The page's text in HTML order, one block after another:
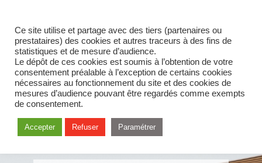
Ce site utilise et partage avec des tiers (partenaires ou
prestataires) des cookies et autres traceurs à des fins de
statistiques et de mesure d’audience.
Le dépôt de ces cookies est soumis à l’obtention de votre
consentement préalable à l’exception de certains cookies
nécessaires au fonctionnement du site et des cookies de
mesures d’audience pouvant être regardés comme exempts
de consentement.
Accepter Refuser Paramétrer